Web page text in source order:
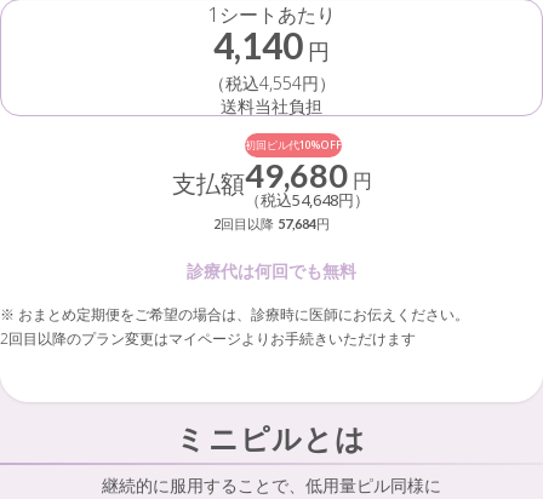
1シートあたり
4,140 円
（税込4,554円）
送料当社負担
支払額
初回ピル代10%OFF
49,680 円
（税込54,648円）
2回目以降 57,684円
診療代は何回でも無料
※ おまとめ定期便をご希望の場合は、診療時に医師にお伝えください。
2回目以降のプラン変更はマイページよりお手続きいただけます
ミニピルとは
継続的に服用することで、低用量ピル同様に